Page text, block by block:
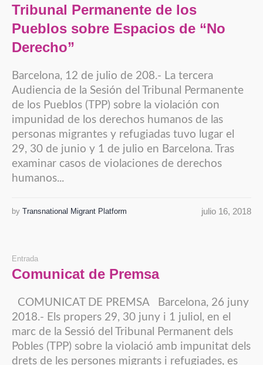
Tribunal Permanente de los
Pueblos sobre Espacios de “No
Derecho”
Barcelona, 12 de julio de 208.- La tercera
Audiencia de la Sesión del Tribunal Permanente
de los Pueblos (TPP) sobre la violación con
impunidad de los derechos humanos de las
personas migrantes y refugiadas tuvo lugar el
29, 30 de junio y 1 de julio en Barcelona. Tras
examinar casos de violaciones de derechos
humanos...
julio 16, 2018
by Transnational Migrant Platform
Entrada
Comunicat de Premsa
COMUNICAT DE PREMSA Barcelona, 26 juny
2018.- Els propers 29, 30 juny i 1 juliol, en el
marc de la Sessió del Tribunal Permanent dels
Pobles (TPP) sobre la violació amb impunitat dels
drets de les persones migrants i refugiades, es